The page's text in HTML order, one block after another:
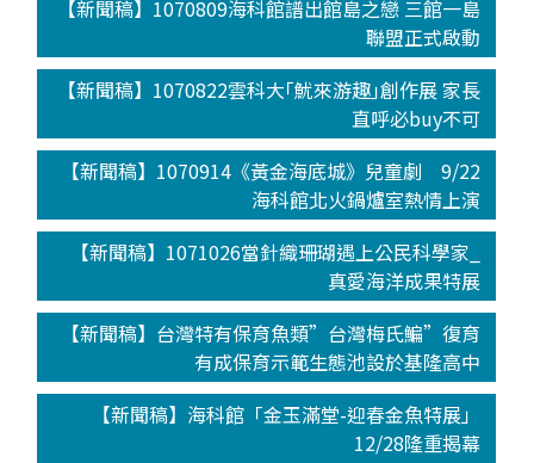
【新聞稿】1070809海科館譜出館島之戀 三館一島
聯盟正式啟動
【新聞稿】1070822雲科大｢魷來游趣｣創作展 家長
直呼必buy不可
【新聞稿】1070914《黃金海底城》兒童劇 9/22
海科館北火鍋爐室熱情上演
【新聞稿】1071026當針織珊瑚遇上公民科學家_
真愛海洋成果特展
【新聞稿】台灣特有保育魚類”台灣梅氏鯿”復育
有成保育示範生態池設於基隆高中
【新聞稿】海科館「金玉滿堂-迎春金魚特展」
12/28隆重揭幕